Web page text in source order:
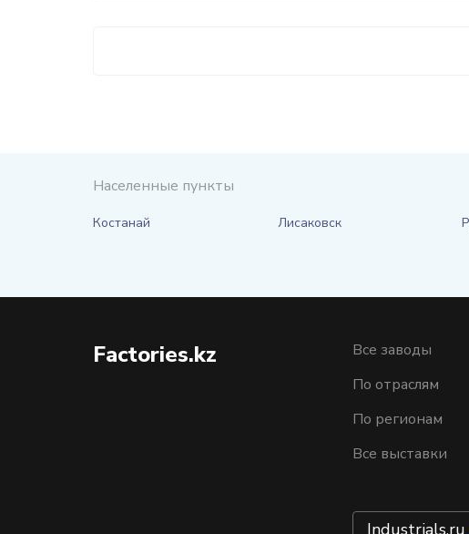
Населенные пункты
Костанай Лисаковск
Factories.kz
Все заводы
По отраслям
По регионам
Все выставки
Industrials.ru